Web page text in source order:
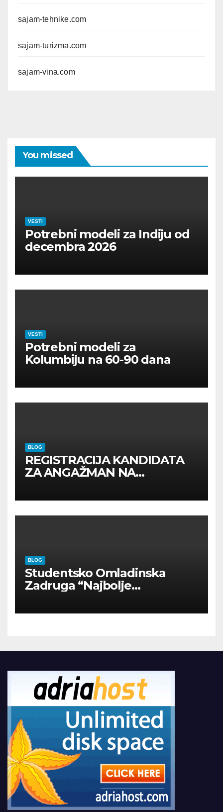
sajam-tehnike.com
sajam-turizma.com
sajam-vina.com
You missed
VESTI
Potrebni modeli za Indiju od
decembra 2026
VESTI
Potrebni modeli za
Kolumbiju na 60-90 dana
BLOG
REGISTRACIJA KANDIDATA
ZA ANGAŽMAN NA
BLOG
Studentsko Omladinska
Zadruga “Najbolje